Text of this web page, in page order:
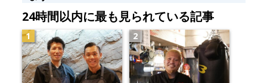
24時間以内に最も見られている記事